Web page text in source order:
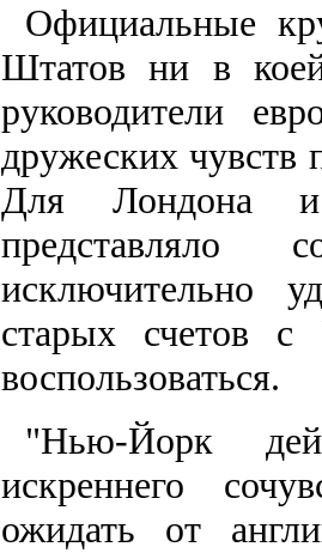
Официальные
Штатов ни в
руководители
дружеских
Для Лондона
исключительно
старых счетов
воспользоваться.
"Нью-Йорк
искреннего
ожидать от